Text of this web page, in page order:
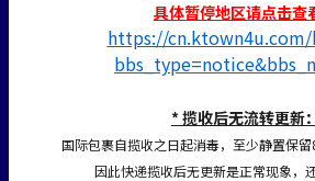
具体暂停地区请点击查
https://cn.ktown4u.com/
* 揽收后无流转更新：
国际包裹自揽收之日起消毒，至少静置保留
因此快递揽收后无更新是正常现象，